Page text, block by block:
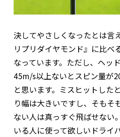
決してやさしくなったとは言
リプリダイヤモンド』に比べ
なっています。ただし、ヘッ
45m/s以上ないとスピン量が
と思います。ミスヒットした
り幅は大きいですし、そもそ
ない人は真っすぐ飛ばせない
いる人に使って欲しいドライバ